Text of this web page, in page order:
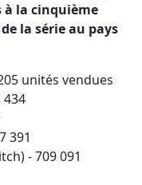
à la cinquième
la série au pays
unités vendues
434
391
- 709 091